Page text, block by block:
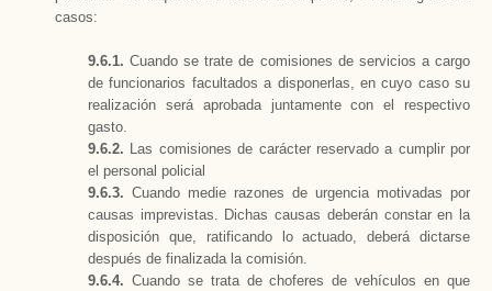
casos:
9.6.1.Cuando se trate de comisiones de servicios a cargo
de funcionarios facultados a disponerlas, en cuyo caso su
realización será aprobada juntamente con el respectivo
gasto.
9.6.2. Las comisiones de carácter reservado a cumplir por
el personal policial
9.6.3. Cuando medie razones de urgencia motivadas por
causas imprevistas. Dichas causas deberán constar en la
disposición que, ratificando lo actuado, deberá dictarse
después de finalizada la comisión.
9.6.4. Cuando se trata de choferes de vehículos en que